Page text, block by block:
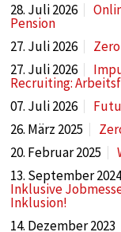
28. Juli 2026
Pension
27. Juli 2026
27. Juli 2026
Recruiting:
07. Juli 2026
26. März 2025
20. Februar 2025
13. September 2024
Inklusive
Inklusion!
14. Dezember 2023
Anbieter:
Google
Zweck:
tag
Cookie
1 year